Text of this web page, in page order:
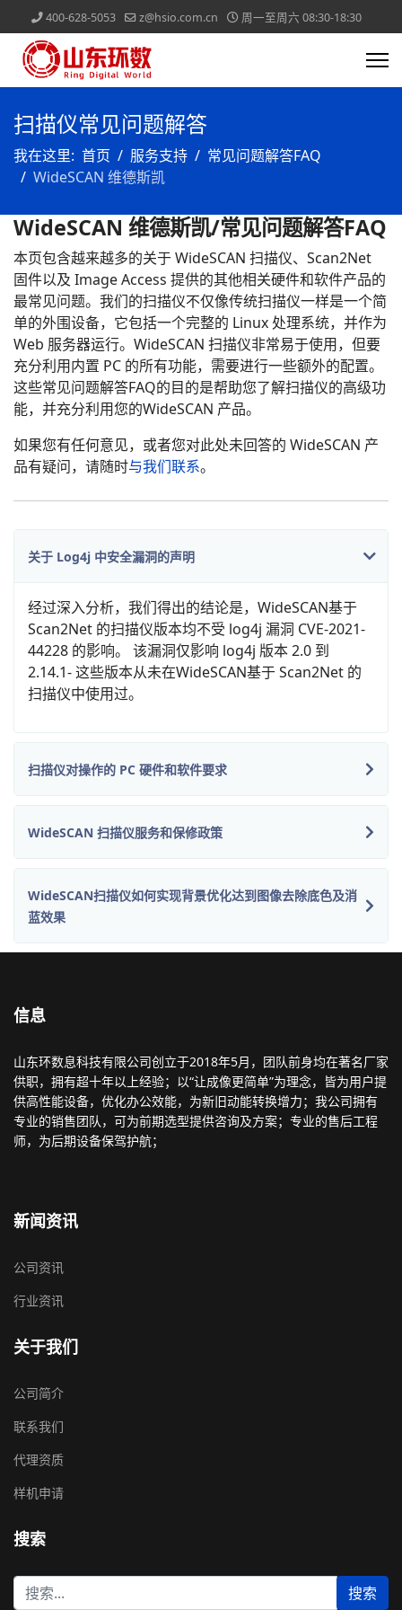
400-628-5053 z@hsio.com.cn 周一至周六 08:30-18:30
扫描仪常见问题解答
我在这里: 首页 服务支持
常见问题解答FAQ
WideSCAN 维德斯凯
WideSCAN 维德斯凯/常见问题解答FAQ
本页包含越来越多的关于 WideSCAN 扫描仪、Scan2Net
固件以及 Image Access 提供的其他相关硬件和软件产品的
最常见问题。我们的扫描仪不仅像传统扫描仪一样是一个简
单的外围设备，它包括一个完整的 Linux 处理系统，并作为
Web 服务器运行。WideSCAN 扫描仪非常易于使用，但要
充分利用内置 PC 的所有功能，需要进行一些额外的配置。
这些常见问题解答FAQ的目的是帮助您了解扫描仪的高级功
能，并充分利用您的WideSCAN 产品。
如果您有任何意见，或者您对此处未回答的 WideSCAN 产
品有疑问，请随时与我们联系。
关于 Log4j 中安全漏洞的声明
经过深入分析，我们得出的结论是，WideSCAN基于
Scan2Net 的扫描仪版本均不受 log4j 漏洞 CVE-2021-
44228 的影响。 该漏洞仅影响 log4j 版本 2.0 到
2.14.1- 这些版本从未在WideSCAN基于 Scan2Net 的
扫描仪中使用过。
扫描仪对操作的 PC 硬件和软件要求
WideSCAN 扫描仪服务和保修政策
WideSCAN扫描仪如何实现背景优化达到图像去除底色及消
蓝效果
信息
山东环数息科技有限公司创立于2018年5月，团队前身均在著名厂家
供职，拥有超十年以上经验；以“让成像更简单”为理念，皆为用户提
供高性能设备，优化办公效能，为新旧动能转换增力；我公司拥有
专业的销售团队，可为前期选型提供咨询及方案；专业的售后工程
师，为后期设备保驾护航；
新闻资讯
公司资讯
行业资讯
关于我们
公司简介
联系我们
代理资质
样机申请
搜索
站
内
搜索